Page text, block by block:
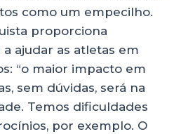
como um empecilho.
proporciona
ajudar as atletas em
“o maior impacto em
sem dúvidas, será na
Temos dificuldades
por exemplo. O